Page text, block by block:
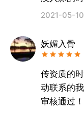
2021-05-10
妖媚入骨
传资质的
动联系的
审核通过